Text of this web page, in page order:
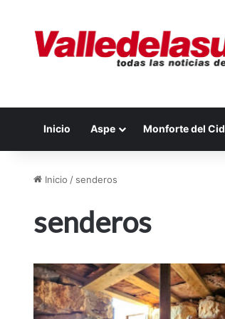
Inicio Aspe Monforte del Cid
Inicio / senderos
senderos